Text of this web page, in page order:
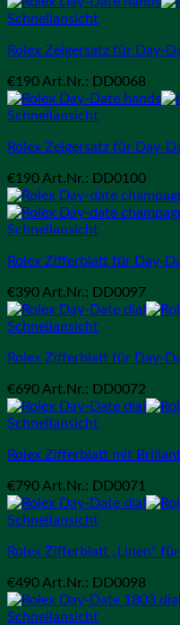
Schnellansicht
Rolex Zeigersatz für Day-
€190 Art.Nr.: DD0068
Schnellansicht
Rolex Zeigersatz für Day-
€190 Art.Nr.: DD0100
Schnellansicht
Rolex Zifferblatt für Day-
€390 Art.Nr.: DD0097
Schnellansicht
Rolex Zifferblatt für Day-
€690 Art.Nr.: DD0072
Schnellansicht
Rolex Zifferblatt mit
€790 Art.Nr.: DD0071
Schnellansicht
Rolex Zifferblatt „Linen“
€490 Art.Nr.: DD0098
Schnellansicht